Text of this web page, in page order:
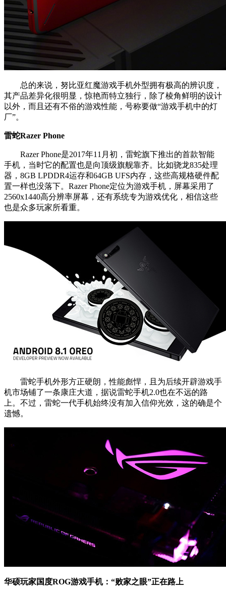
总的来说，努比亚红魔游戏手机外型拥有极高的辨识度，
其产品差异化很明显，惊艳而特立独行，除了棱角鲜明的设计
以外，而且还有不俗的游戏性能，号称要做“游戏手机中的灯
厂”。
雷蛇Razer Phone
Razer Phone是2017年11月初，雷蛇旗下推出的首款智能
手机，当时它的配置也是向顶级旗舰靠齐。比如骁龙835处理
器，8GB LPDDR4运存和64GB UFS内存，这些高规格硬件配
置一样也没落下。Razer Phone定位为游戏手机，屏幕采用了
2560x1440高分辨率屏幕，还有系统专为游戏优化，相信这些
也是众多玩家所看重。
雷蛇手机外形方正硬朗，性能彪悍，且为后续开辟游戏手
机市场铺了一条康庄大道，据说雷蛇手机2.0也在不远的路
上。不过，雷蛇一代手机始终没有加入信仰光效，这的确是个
遗憾。
华硕玩家国度ROG游戏手机：“败家之眼”正在路上